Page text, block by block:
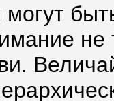
могут